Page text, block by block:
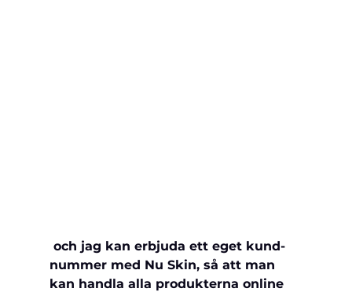
och jag kan erbjuda ett eget kund-
nummer med Nu Skin, så att man
kan handla alla produkterna online